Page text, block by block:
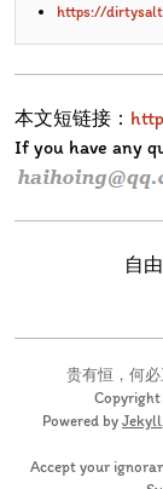
https://
本文短链接：
If you have any
自
贵有恒，何
Powered by Jekyll
Accept your